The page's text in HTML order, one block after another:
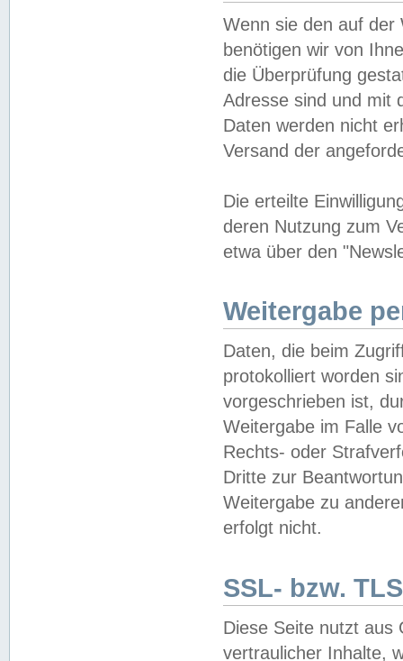
Wenn sie den auf der
benötigen wir von
die Überprüfung
Adresse sind und mit
Daten werden nicht
Versand der
Die erteilte
deren Nutzung zum
etwa über den
Weitergabe
Daten, die beim
protokolliert worden
vorgeschrieben ist,
Weitergabe im Falle
Rechts- oder
Dritte zur
Weitergabe zu
erfolgt nicht.
SSL- bzw.
Diese Seite nutzt aus
vertraulicher Inhalte,